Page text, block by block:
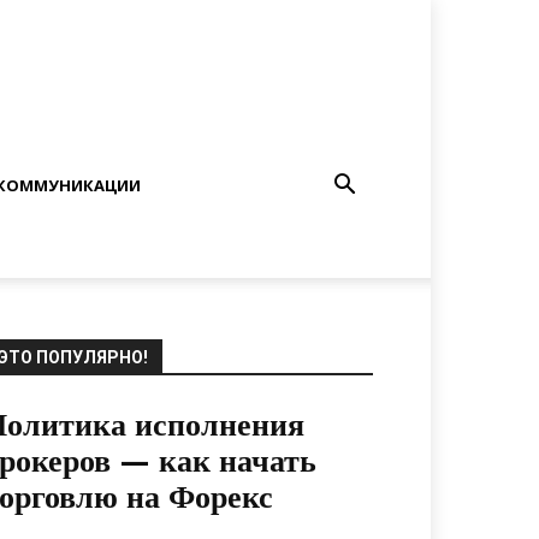
ПОПУЛЯРНО!
исполнения
— как начать
на Форекс
05.08.2020